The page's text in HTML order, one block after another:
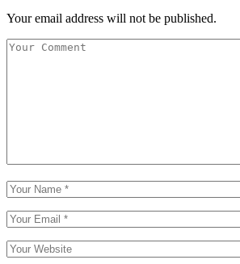
Your email address will not be published.